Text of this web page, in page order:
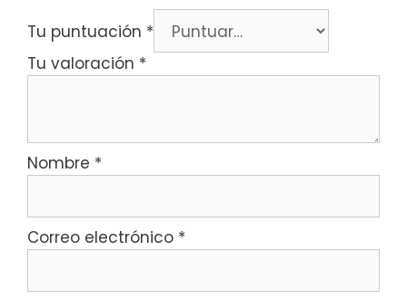
Tu puntuación *
Tu valoración *
Nombre *
Correo electrónico *